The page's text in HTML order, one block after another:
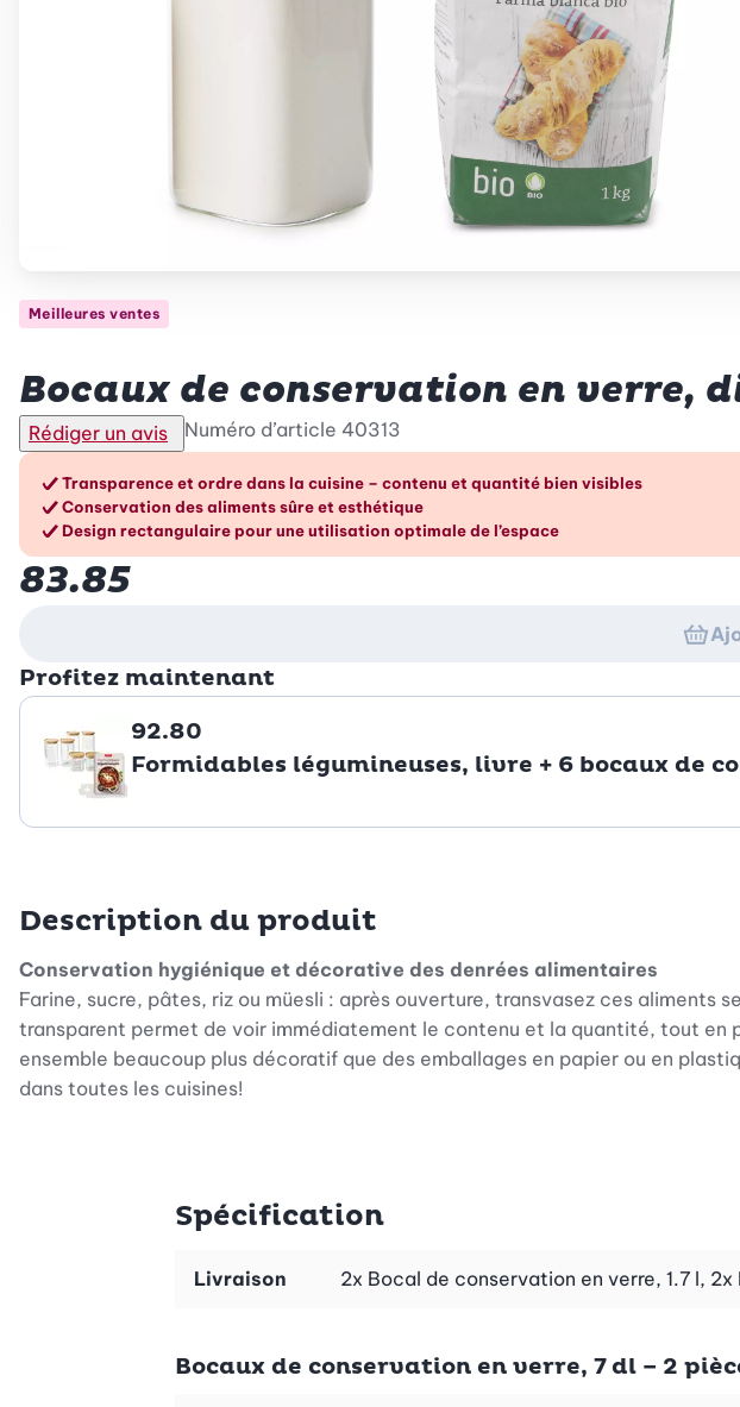
Meilleures ventes
Bocaux de conservation en verre,
Rédiger un avis Numéro d’article 40313
Les avantages en un coup d’œil
Transparence et ordre dans la cuisine – contenu et quantité bien visibles
Conservation des aliments sûre et esthétique
Design rectangulaire pour une utilisation optimale de l’espace
83.85
Profitez maintenant
92.80
Formidables légumineuses, livre + 6 bocaux de
Description du produit
Conservation hygiénique et décorative des denrées alimentaires
Farine, sucre, pâtes, riz ou müesli : après ouverture, transvasez ces
transparent permet de voir immédiatement le contenu et la quantité, tout en
ensemble beaucoup plus décoratif que des emballages en papier ou en
dans toutes les cuisines!
de sucre dans le bocal de 1,4 litre. Les plus petits paquets, p.ex. 500 g de
Forme bien pensée
Spécification
Livraison 2x Bocal de conservation en verre, 1.7 l,
Bocaux de conservation en verre, 7 dl – 2